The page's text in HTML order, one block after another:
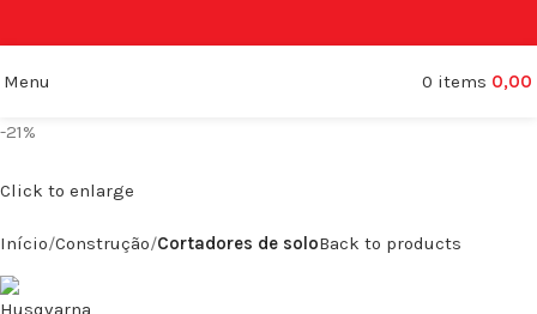
Menu 0 items 0,00
-21%
Click to enlarge
Início Construção Cortadores de soloBack to products